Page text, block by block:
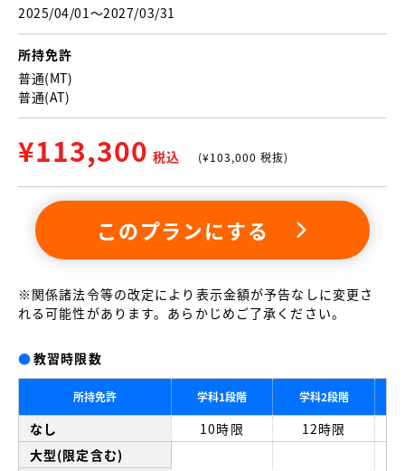
2025/04/01〜2027/03/31
所持免許
普通(MT)
普通(AT)
¥113,300 税込 (¥103,000 税抜)
このプランにする
※関係諸法令等の改定により表示金額が予告なしに変更さ
れる可能性があります。あらかじめご了承ください。
●教習時限数
所持免許 学科1段階 学科2段階
なし 10時限
12時限
大型(限定含む)